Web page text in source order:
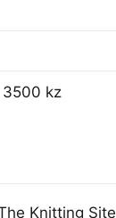
3500 kz
Knitting Site